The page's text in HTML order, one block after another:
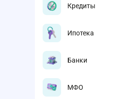
Кредиты
Ипотека
Банки
МФО